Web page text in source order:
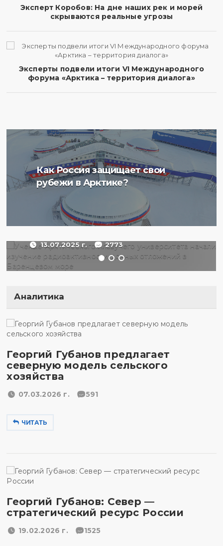
Эксперт Коробов: На дне наших рек и морей
скрываются реальные угрозы
Эксперты подвели итоги VI Международного
форума «Арктика – территория диалога»
Как Россия защищает свои
рубежи в Арктике?
Ученые Арктического
плавучего университета
радиоактивности донных
отложений в Баренцевом
13.07.2025 г. 2773
Аналитика
Георгий Губанов предлагает
северную модель сельского
хозяйства
07.03.2026 г. 591
ЧИТАТЬ
Георгий Губанов: Север —
стратегический ресурс России
19.02.2026 г. 1525